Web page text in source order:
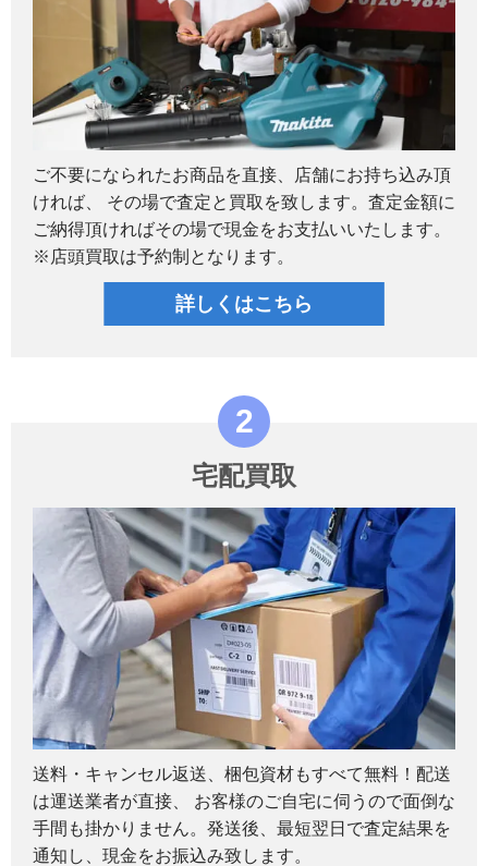
ご不要になられたお商品を直接、店舗にお持ち込み頂
ければ、 その場で査定と買取を致します。査定金額に
ご納得頂ければその場で現金をお支払いいたします。
※店頭買取は予約制となります。
詳しくはこちら
宅配買取
送料・キャンセル返送、梱包資材もすべて無料！配送
は運送業者が直接、 お客様のご自宅に伺うので面倒な
手間も掛かりません。発送後、最短翌日で査定結果を
通知し、現金をお振込み致します。